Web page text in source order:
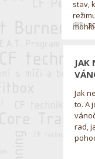
stav,
JAK
Jak
to. A
rad,